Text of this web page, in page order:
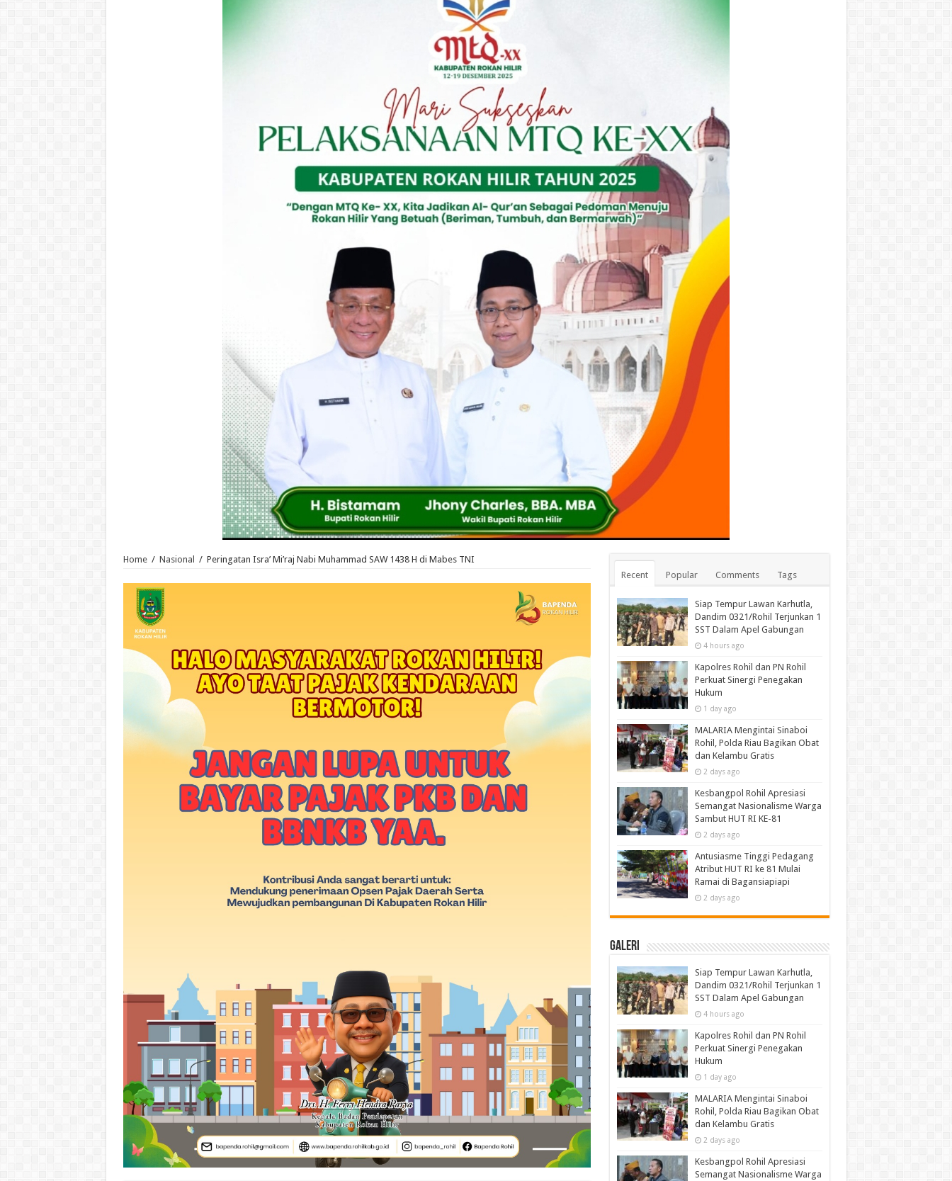
Home / Nasional / Peringatan Isra’ Mi’raj Nabi Muhammad SAW 1438 H di Mabes TNI
Recent Popular Comments Tags
Siap Tempur Lawan Karhutla,
Dandim 0321/Rohil Terjunkan 1
SST Dalam Apel Gabungan
4 hours ago
Kapolres Rohil dan PN Rohil
Perkuat Sinergi Penegakan
Hukum
1 day ago
MALARIA Mengintai Sinaboi
Rohil, Polda Riau Bagikan Obat
dan Kelambu Gratis
2 days ago
Kesbangpol Rohil Apresiasi
Semangat Nasionalisme Warga
Sambut HUT RI KE-81
2 days ago
Antusiasme Tinggi Pedagang
Atribut HUT RI ke 81 Mulai
Ramai di Bagansiapiapi
2 days ago
Galeri
Siap Tempur Lawan Karhutla,
Dandim 0321/Rohil Terjunkan 1
SST Dalam Apel Gabungan
4 hours ago
Kapolres Rohil dan PN Rohil
Perkuat Sinergi Penegakan
Hukum
1 day ago
MALARIA Mengintai Sinaboi
Rohil, Polda Riau Bagikan Obat
dan Kelambu Gratis
2 days ago
Kesbangpol Rohil Apresiasi
Semangat Nasionalisme Warga